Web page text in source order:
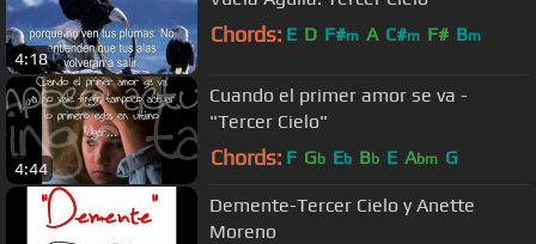
4:18
Chords: E D F#m A C#m F# Bm
4:44
Cuando el primer amor se va -
"Tercer Cielo"
Chords: F Gb Eb Bb E Abm G
Demente-Tercer Cielo y Anette
Moreno